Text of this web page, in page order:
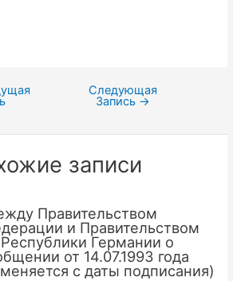
Следующая
Запись →
записи
Правительством
и Правительством
Германии о
от 14.07.1993 года
с даты подписания)